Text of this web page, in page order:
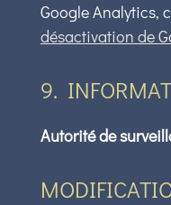
Google Analytics,
désactivation de
9.
Autorité de